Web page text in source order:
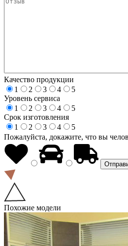
Качество продукции
1
2 3 4
5
Уровень сервиса
1
2 3 4
5
Срок изготовления
1
2 3 4
5
Пожалуйста, докажите, что вы
Похожие модели